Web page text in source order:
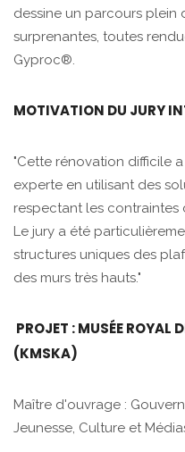
dessine un parcours plein
surprenantes, toutes
Gyproc®.
MOTIVATION DU JURY
"Cette rénovation difficile
experte en utilisant des
respectant les contraintes
Le jury a été
structures uniques des
des murs très hauts."
PROJET : MUSÉE ROYAL
(KMSKA)
Maître d'ouvrage :
Jeunesse, Culture et